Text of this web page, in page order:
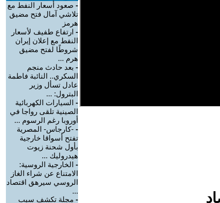
- صعود أسعار النفط مع
تلاشي آمال فتح مضيق
هرمز
- ارتفاع طفيف لأسعار
النفط مع إعلان إيران
شروطًا لفتح مضيق
هرم ...
- بعد حادث منجم
السكري.. النائبة فاطمة
عادل تسأل وزير
البترول: ...
- السيارات الكهربائية
الصينية تلقى رواجا في
أوروبا رغم الرسوم ...
- -كارجاس- المصرية
تفتح أسواقا خارجية
بأول شحنة زيوت
هيدروليك ...
- الخارجية الروسية:
الامتناع عن شراء الغاز
الروسي سيرهق اقتصاد
...
- مجلة تكشف سبب